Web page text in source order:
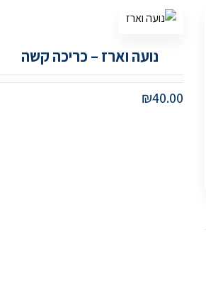
נועה וארז – כריכה קשה
₪40.00